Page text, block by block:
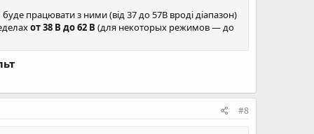
працювати з ними (від 37 до 57В вроді діапазон)
от 38 В до 62 В (для некоторых режимов — до
#8